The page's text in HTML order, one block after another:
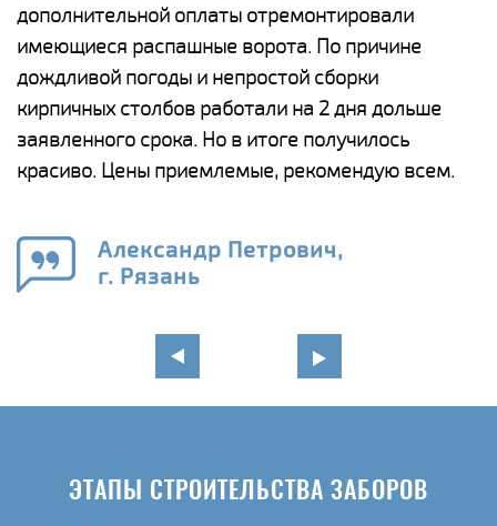
дополнительной оплаты отремонтировали
имеющиеся распашные ворота. По причине
дождливой погоды и непростой сборки
кирпичных столбов работали на 2 дня дольше
заявленного срока. Но в итоге получилось
красиво. Цены приемлемые, рекомендую всем.
Александр Петрович,
г. Рязань
ЭТАПЫ СТРОИТЕЛЬСТВА ЗАБОРОВ